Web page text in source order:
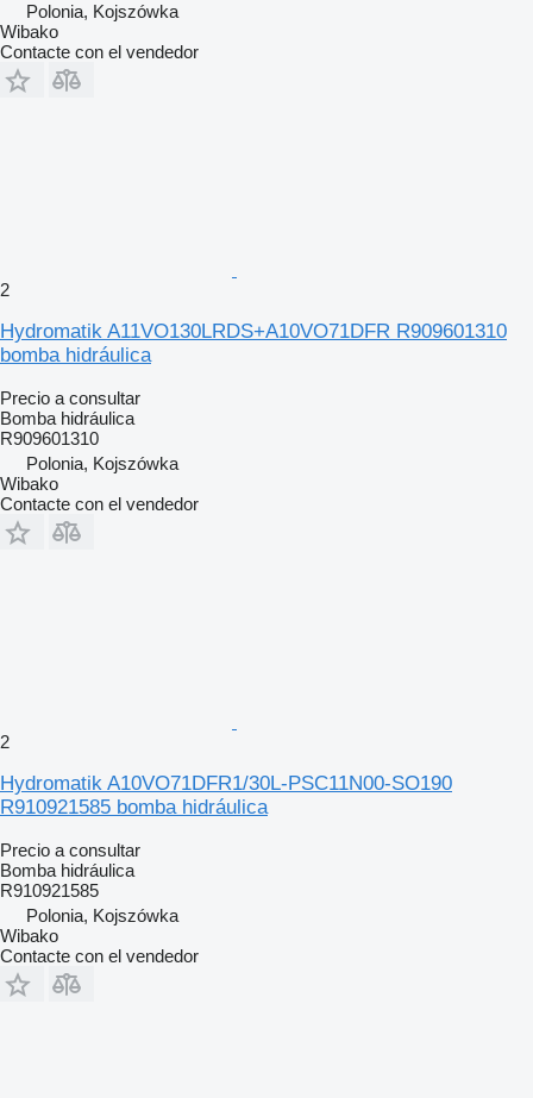
Polonia, Kojszówka
Wibako
Contacte con el vendedor
2
Hydromatik A11VO130LRDS+A10VO71DFR R909601310
bomba hidráulica
Precio a consultar
Bomba hidráulica
R909601310
Polonia, Kojszówka
Wibako
Contacte con el vendedor
2
Hydromatik A10VO71DFR1/30L-PSC11N00-SO190
R910921585 bomba hidráulica
Precio a consultar
Bomba hidráulica
R910921585
Polonia, Kojszówka
Wibako
Contacte con el vendedor